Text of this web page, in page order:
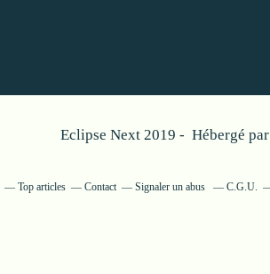
Eclipse Next 2019 - Hébergé par
Top articles Contact Signaler un abus C.G.U.